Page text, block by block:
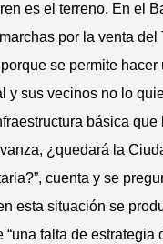
es el terreno. En el
por la venta del
se permite hacer
y sus vecinos no lo
básica que
¿quedará la
cuenta y se
esta situación se
“una falta de estrategia